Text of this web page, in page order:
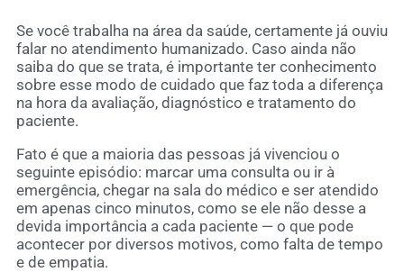
Se você trabalha na área da saúde, certamente já ouviu
falar no atendimento humanizado. Caso ainda não
saiba do que se trata, é importante ter conhecimento
sobre esse modo de cuidado que faz toda a diferença
na hora da avaliação, diagnóstico e tratamento do
paciente.
Fato é que a maioria das pessoas já vivenciou o
seguinte episódio: marcar uma consulta ou ir à
emergência, chegar na sala do médico e ser atendido
em apenas cinco minutos, como se ele não desse a
devida importância a cada paciente — o que pode
acontecer por diversos motivos, como falta de tempo
e de empatia.